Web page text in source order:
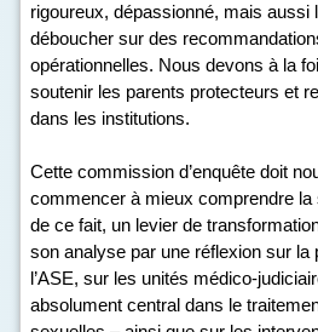
rigoureux, dépassionné, mais aussi
déboucher sur des
opérationnelles. Nous devons à la
soutenir les parents protecteurs et
dans les institutions.
Cette commission d’enquête doit
commencer à mieux comprendre la
de ce fait, un levier de
son analyse par une réflexion sur la
l’ASE, sur les unités médico-
absolument central dans le